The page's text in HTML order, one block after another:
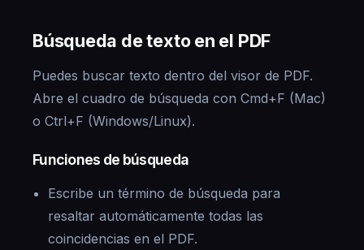
Búsqueda de texto en el PDF
Puedes buscar texto dentro del visor de PDF.
Abre el cuadro de búsqueda con Cmd+F (Mac)
o Ctrl+F (Windows/Linux).
Funciones de búsqueda
Escribe un término de búsqueda para
resaltar automáticamente todas las
coincidencias en el PDF.